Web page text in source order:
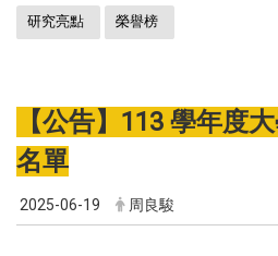
研究亮點 榮譽榜
【公告】113 學年度
名單
2025-06-19 周良駿